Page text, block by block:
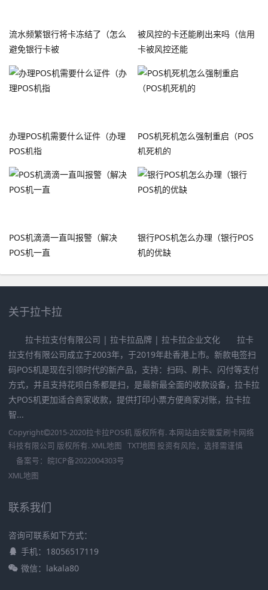
流水频繁银行将卡冻结了（怎么
避免银行卡被
被风控的卡还能刷出来吗（信用
卡被风控还能
办理POS机需要什么证件（办理
POS机指
POS机死机怎么强制重启（POS
机死机的
POS机滴滴一直叫报警（解决
POS机一直
银行POS机怎么办理（银行POS
机的优缺
关于拉卡拉
拉卡拉支付有限公司 | 拉卡拉品牌 | 拉卡拉企业文化 拉卡
拉支付有限公司成立于2003年，于2019年赴香港上市。新款电签扫
码POS机是现在引领时代的新产品，支持：扫码、刷卡、闪付等支付
方式，并且支持花呗白条都是扫，是最新最全面的收款设备，拉卡拉
大POS机更加适合商家收款，提供打印小票方便商家对账，拉卡拉
智...
Copyright 2015-2020拉卡拉POS机 版权所有. 本网站由安徽爱刷卡网络
科技有限公司 版权所有. XML地图 TXT地图 投资有风险，选择需谨慎
备案号： 皖ICP备2022004303号
XML地图
联系我们
咨询可联系如下方式：
手机：18056517119
微信：lakala80